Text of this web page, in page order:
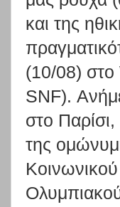
και της
(10/08)
SNF).
στο
της